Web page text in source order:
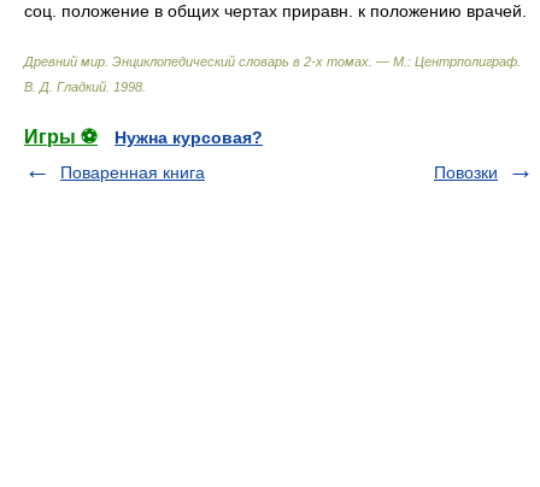
соц. положение в общих чертах приравн. к положению врачей.
Древний мир. Энциклопедический словарь в 2-х томах. — М.: Центрполиграф
В. Д. Гладкий 1998
Игры ⚽
Нужна курсовая?
Поваренная книга
Повозки